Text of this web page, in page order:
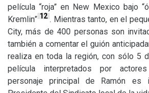
película “roja” en New Mexico bajo
Kremlin” 12 . Mientras tanto, en el
City, más de 400 personas son
también a comentar el guión
realiza en toda la región, con sólo 5
película interpretados por
personaje principal de Ramón es